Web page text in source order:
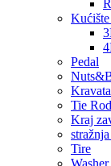
Pedal
Kravata
Tie Rod
Kraj
Tire
Washer